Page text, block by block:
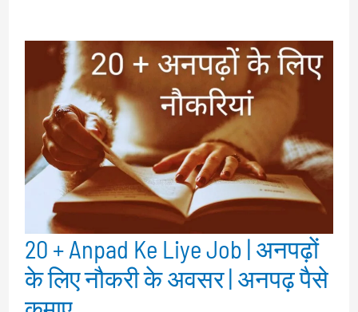
20 + Anpad Ke Liye Job | अनपढ़ों
के लिए नौकरी के अवसर | अनपढ़ पैसे